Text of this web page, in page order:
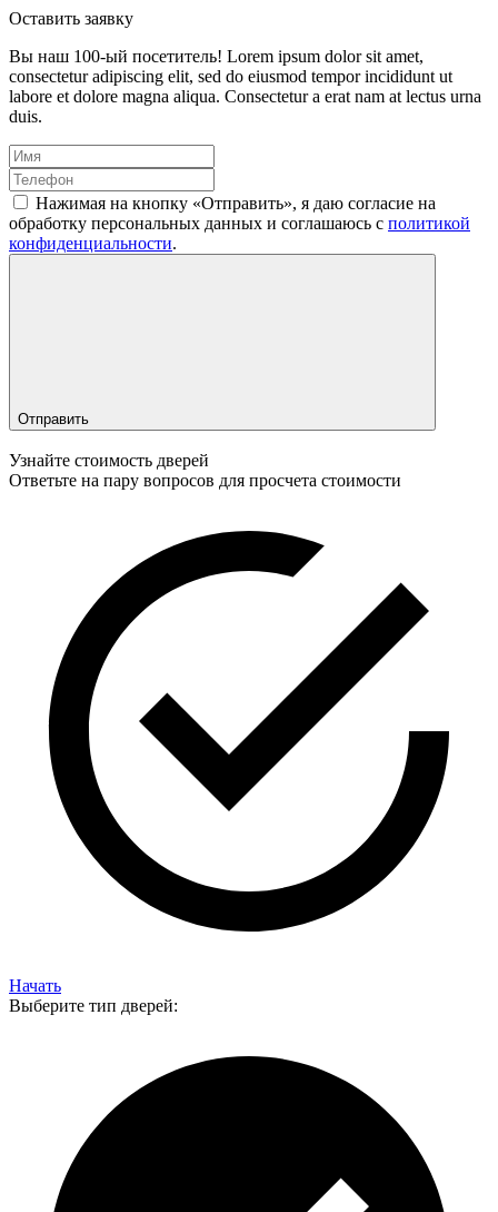
Оставить заявку
Вы наш 100-ый посетитель! Lorem ipsum dolor sit amet,
consectetur adipiscing elit, sed do eiusmod tempor incididunt ut
labore et dolore magna aliqua. Consectetur a erat nam at lectus urna
duis.
Нажимая на кнопку «Отправить», я даю согласие на
обработку персональных данных и соглашаюсь c политикой
конфиденциальности.
Отправить
Узнайте стоимость дверей
Ответьте на пару вопросов для просчета стоимости
Начать
Выберите тип дверей: